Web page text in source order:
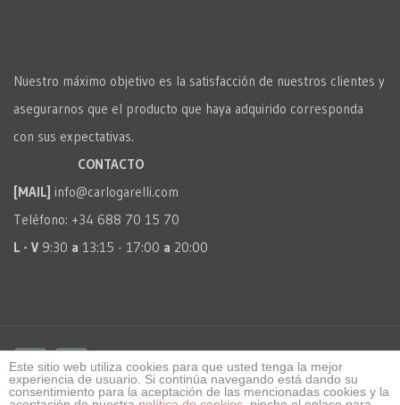
Nuestro máximo objetivo es la satisfacción de nuestros clientes y
asegurarnos que el producto que haya adquirido corresponda
con sus expectativas.
CONTACTO
[MAIL] info@carlogarelli.com
Teléfono: +34 688 70 15 70
L - V 9:30 a 13:15 - 17:00 a 20:00
Este sitio web utiliza cookies para que usted tenga la mejor
experiencia de usuario. Si continúa navegando está dando su
consentimiento para la aceptación de las mencionadas cookies y la